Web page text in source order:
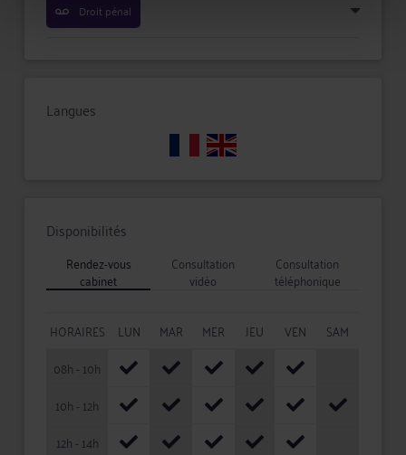
Droit pénal
Langues
Disponibilités
Rendez-vous
cabinet
Consultation
vidéo
Consultation
téléphonique
HORAIRES LUN MAR MER JEU VEN
SAM
08h - 10h
10h - 12h
12h - 14h